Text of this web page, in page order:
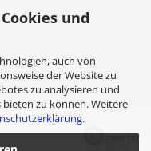
und
auch von
der Website zu
zu analysieren und
zu können. Weitere
.
© 2026
de